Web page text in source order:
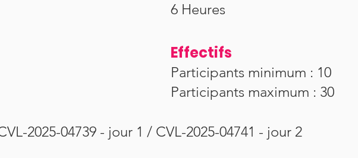
6 Heures
Effectifs
Participants minimum : 10
Participants maximum : 30
2025-04739 - jour 1 / CVL-2025-04741 - jour 2